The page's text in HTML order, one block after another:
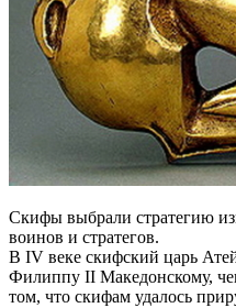
Скифы выбрали стратегию
воинов и стратегов.
В IV веке скифский царь
Филиппу II Македонскому,
том, что скифам удалось